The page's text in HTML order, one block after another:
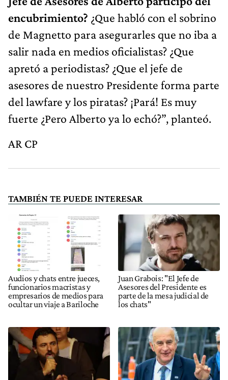
de Magnetto para asegurarles que no iba a
salir nada en medios oficialistas? ¿Que
apretó a periodistas? ¿Que el jefe de
asesores de nuestro Presidente forma parte
del lawfare y los piratas? ¡Pará! Es muy
fuerte ¿Pero Alberto ya lo echó?”, planteó.
AR CP
TAMBIÉN TE PUEDE INTERESAR
Audios y chats entre jueces,
funcionarios macristas y
empresarios de medios para
ocultar un viaje a Bariloche
Juan Grabois: "El Jefe de
Asesores del Presidente es
parte de la mesa judicial de
los chats"
Chats judiciales: Juan Grabois
habló de "impunidad" y pidió
Oscar Parrilli, sobre los chats
de Lago Escondido: "Es el